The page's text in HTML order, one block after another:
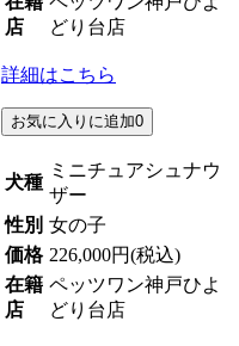
店
どり台店
詳細はこちら
お気に入りに追加0
犬種
ミニチュアシュナウ
ザー
性別 女の子
価格 226,000円(税込)
在籍
店
ペッツワン神戸ひよ
どり台店